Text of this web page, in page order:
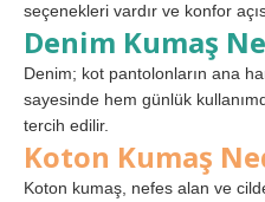
seçenekleri vardır ve konfor
Denim Kumaş
Denim; kot pantolonların ana
sayesinde hem günlük
tercih edilir.
Koton Kumaş
Koton kumaş, nefes alan ve